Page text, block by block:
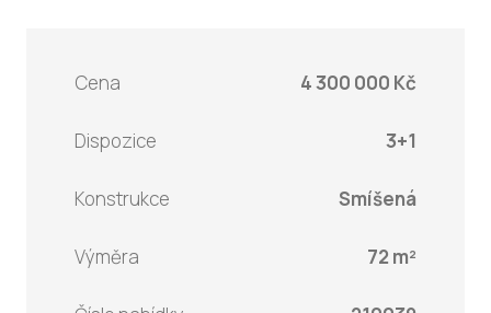
Cena 4 300 000 Kč
Dispozice 3+1
Konstrukce Smíšená
Výměra 72 m²